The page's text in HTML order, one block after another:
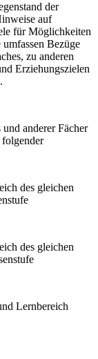
der
auf
für Möglichkeiten
Bezüge
zu anderen
Erziehungszielen
anderer Fächer
des gleichen
des gleichen
Lernbereich